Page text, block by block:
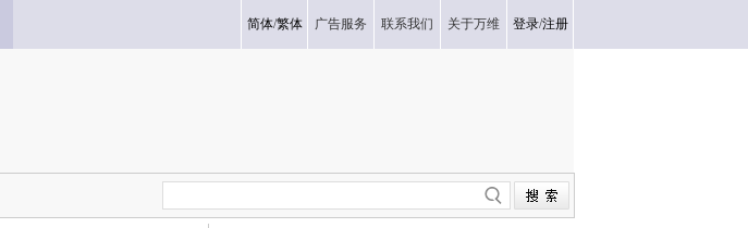
简体/繁体 广告服务 联系我们 关于万维 登录/注册